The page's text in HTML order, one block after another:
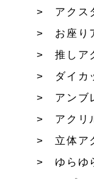
アクス
お座り
推しア
ダイカ
アンブ
アクリ
立体ア
ゆらゆ